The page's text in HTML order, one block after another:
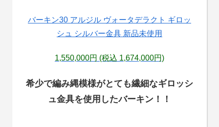
バーキン30 アルジル ヴォータデラクト ギロッ
シュ シルバー金具 新品未使用
1,550,000円 (税込 1,674,000円)
希少で編み縄模様がとても繊細なギロッシ
ュ金具を使用したバーキン！！